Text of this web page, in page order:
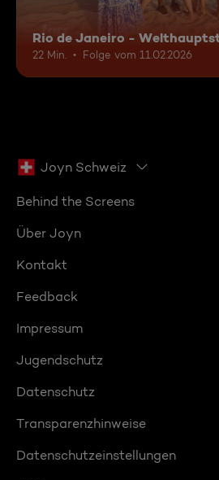
Rio de Janeiro -
22 Min. Folge vom 11.02.2026
Joyn Schweiz
Behind the Screens
Über Joyn
Kontakt
Feedback
Impressum
Jugendschutz
Datenschutz
Transparenzhinweise
Datenschutzeinstellungen